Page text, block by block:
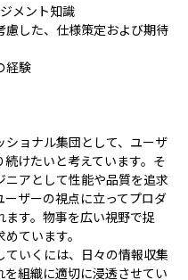
メント知識
慮した、仕様策定および期待
経験
ョナル集団として、ユーザ
けたいと考えています。そ
アとして性能や品質を追求
ザーの視点に立ってプロダ
す。物事を広い視野で捉
ています。
いくには、日々の情報収集
組織に適切に浸透させてい